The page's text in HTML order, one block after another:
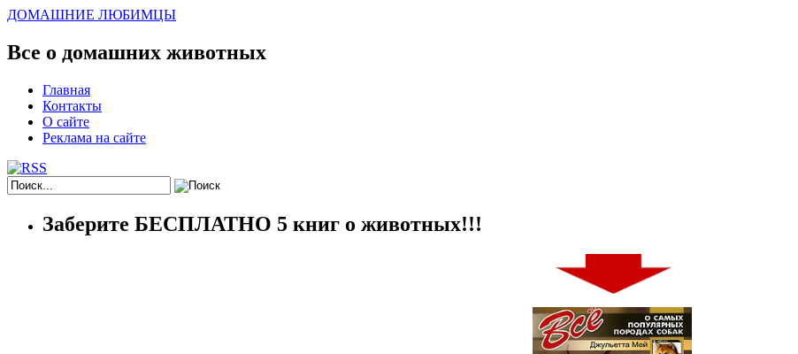
ДОМАШНИЕ ЛЮБИМЦЫ
Все о домашних животных
Главная
Контакты
О сайте
Реклама на сайте
Заберите БЕСПЛАТНО 5 книг о животных!!!